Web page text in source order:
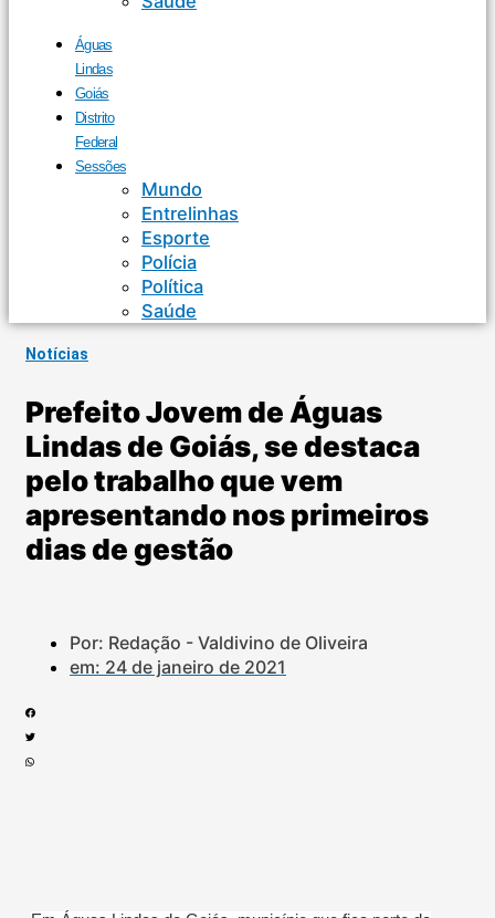
Águas
Lindas
Goiás
Distrito
Federal
Sessões
Mundo
Entrelinhas
Esporte
Polícia
Política
Saúde
Notícias
Prefeito Jovem de Águas
Lindas de Goiás, se destaca
pelo trabalho que vem
apresentando nos primeiros
dias de gestão
Por: Redação - Valdivino de Oliveira
em: 24 de janeiro de 2021